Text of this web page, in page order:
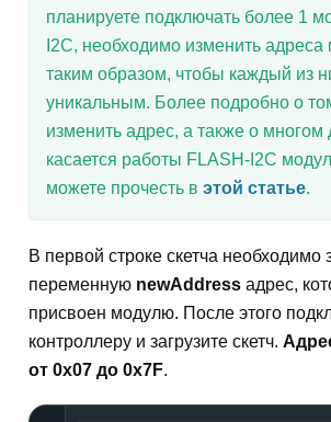
планируете подключать более 1
I2C, необходимо изменить адреса
таким образом, чтобы каждый из
уникальным. Более подробно о
изменить адрес, а также о многом
касается работы FLASH-I2C
можете прочесть в этой статье.
В первой строке скетча необходимо
переменную newAddress адрес,
присвоен модулю. После этого
контроллеру и загрузите скетч.
от 0х07 до 0х7F.